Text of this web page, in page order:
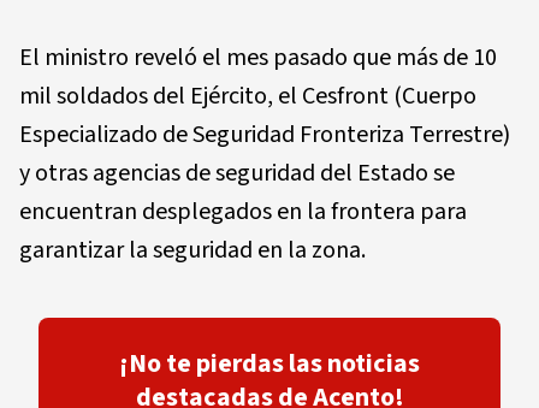
El ministro reveló el mes pasado que más de 10
mil soldados del Ejército, el Cesfront (Cuerpo
Especializado de Seguridad Fronteriza Terrestre)
y otras agencias de seguridad del Estado se
encuentran desplegados en la frontera para
garantizar la seguridad en la zona.
¡No te pierdas las noticias
destacadas de Acento!